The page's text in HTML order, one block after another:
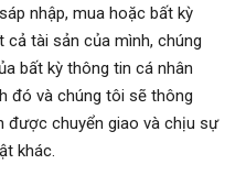
nhập, mua hoặc bất kỳ
tài sản của mình, chúng
bất kỳ thông tin cá nhân
đó và chúng tôi sẽ thông
được chuyển giao và chịu sự
khác.